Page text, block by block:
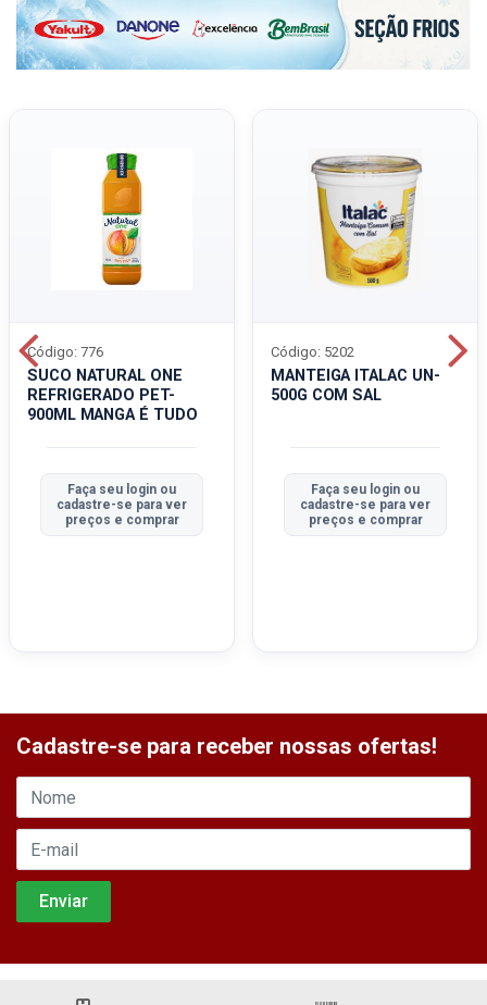
SUCO NATURAL ONE
REFRIGERADO PET-
900ML MANGA É TUDO
Código: 776
Faça seu login ou
cadastre-se para ver
preços e comprar
MANTEIGA ITALAC UN-
500G COM SAL
Código: 5202
Faça seu login ou
cadastre-se para ver
preços e comprar
Cadastre-se para receber nossas ofertas!